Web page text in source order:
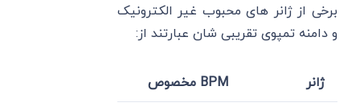
برخی از ژانر های محبوب غیر الکترونیک
و دامنه تمپوی تقریبی شان عبارتند از:
ژانر BPM مخصوص